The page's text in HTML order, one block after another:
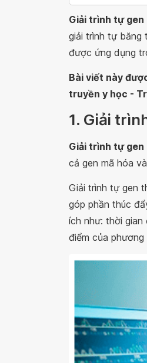
Giải trình tự gen
giải trình tự băng
được ứng dụng
Bài viết này
truyền y học -
1. Giải
Giải trình tự gen
cả gen mã hóa
Giải trình tự gen
góp phần thúc
ích như: thời
điểm của